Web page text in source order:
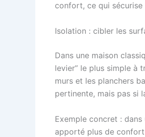
confort, ce qui
Isolation : cibler les
Dans une maison
levier” le plus simple à
murs et les planchers
pertinente, mais pas si
Exemple concret :
apporté plus de confort